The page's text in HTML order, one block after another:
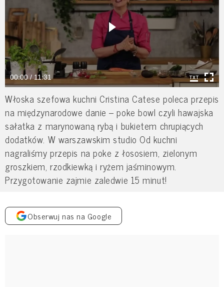
00:00 / 11:31
Włoska szefowa kuchni Cristina Catese poleca przepis
na międzynarodowe danie – poke bowl czyli hawajska
sałatka z marynowaną rybą i bukietem chrupiących
dodatków. W warszawskim studio Od kuchni
nagraliśmy przepis na poke z łososiem, zielonym
groszkiem, rzodkiewką i ryżem jaśminowym.
Przygotowanie zajmie zaledwie 15 minut!
Obserwuj nas na Google